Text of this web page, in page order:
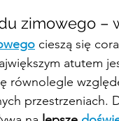
zimowego –
cieszą się
atutem
równolegle